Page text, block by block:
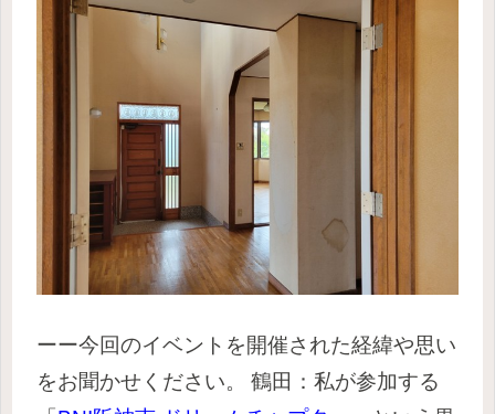
ーー今回のイベントを開催された経緯や思い
をお聞かせください。
鶴田：私が参加する